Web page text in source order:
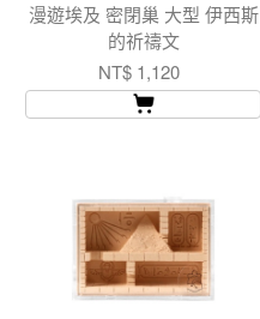
漫遊埃及 密閉巢 大型 伊西斯
的祈禱文
NT$ 1,120